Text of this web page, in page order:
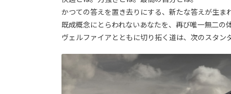
かつての答えを置き去りにする、新たな答えが生ま
既成概念にとらわれないあなたを、再び唯一無二の
ヴェルファイアとともに切り拓く道は、次のスタン